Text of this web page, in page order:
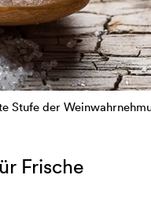
Stufe der
Frische